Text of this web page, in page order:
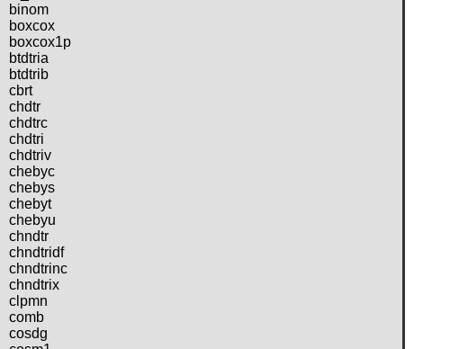
binom
boxcox
boxcox1p
btdtria
btdtrib
cbrt
chdtr
chdtrc
chdtri
chdtriv
chebyc
chebys
chebyt
chebyu
chndtr
chndtridf
chndtrinc
chndtrix
clpmn
comb
cosdg